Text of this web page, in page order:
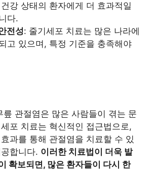
강 상태의 환자에게 더 효과적일
다.
전성: 줄기세포 치료는 많은 나라에
고 있으며, 특정 기준을 충족해야
릎 관절염은 많은 사람들이 겪는 문
포 치료는 혁신적인 접근법으로,
과를 통해 관절염을 치료할 수 있
합니다. 이러한 치료법이 더욱 발
확보되면, 많은 환자들이 다시 한